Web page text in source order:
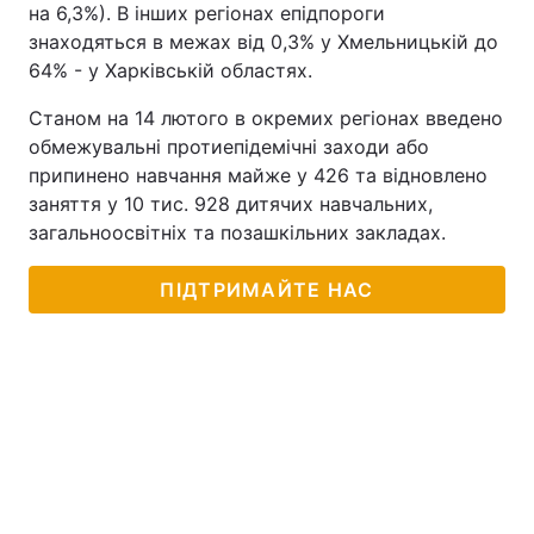
на 6,3%). В інших регіонах епідпороги
знаходяться в межах від 0,3% у Хмельницькій до
64% - у Харківській областях.
Станом на 14 лютого в окремих регіонах введено
обмежувальні протиепідемічні заходи або
припинено навчання майже у 426 та відновлено
заняття у 10 тис. 928 дитячих навчальних,
загальноосвітніх та позашкільних закладах.
ПІДТРИМАЙТЕ НАС